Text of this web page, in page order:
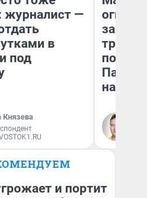
журналист —
в
под
Князева
огня…
третий
нас
и портит